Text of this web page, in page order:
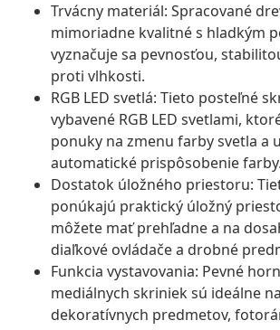
Trvácny materiál: Spracované
mimoriadne kvalitné s hladkým
vyznačuje sa pevnosťou,
proti vlhkosti.
RGB LED svetlá: Tieto posteľné
vybavené RGB LED svetlami,
ponuky na zmenu farby svetla a
automatické prispôsobenie farby.
Dostatok úložného priestoru:
ponúkajú praktický úložný
môžete mať prehľadne a na
diaľkové ovládače a drobné
Funkcia vystavovania: Pevné
mediálnych skriniek sú ideálne
dekoratívnych predmetov,